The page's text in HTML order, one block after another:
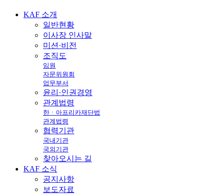
KAF 소개
일반현황
이사장 인사말
미션·비전
조직도
임원
자문위원회
업무부서
윤리·인권경영
관계법령
한ㆍ아프리카재단법
관계법령
협력기관
국내기관
국외기관
찾아오시는 길
KAF 소식
공지사항
보도자료